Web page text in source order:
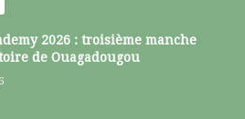
2026 : troisième manche
de Ouagadougou